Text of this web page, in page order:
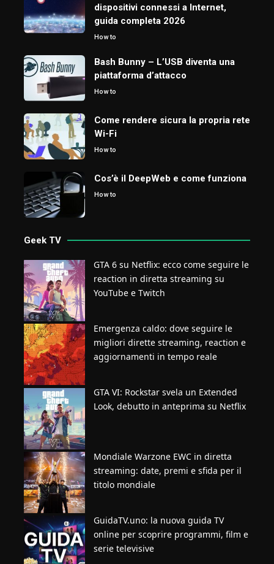
dispositivi connessi a Internet,
guida completa 2026
How to
Bash Bunny – L’USB diventa una
piattaforma d’attacco
How to
Come rendere sicura la propria rete
Wi-Fi
How to
Cos’è il DeepWeb e come funziona
How to
Geek TV
GTA 6 su Netflix: ecco come seguire le
reaction in diretta streaming su
YouTube e Twitch
Emergenza caldo: dove seguire le
migliori dirette streaming, reaction e
aggiornamenti in tempo reale
GTA VI: Rockstar svela un Extended
Look, debutto in anteprima su Netflix
Mondiale Warzone EWC in diretta
streaming: date, premi e sfida per il
titolo mondiale
GuidaTV.uno: la nuova guida TV
online per scoprire programmi, film e
serie televisive